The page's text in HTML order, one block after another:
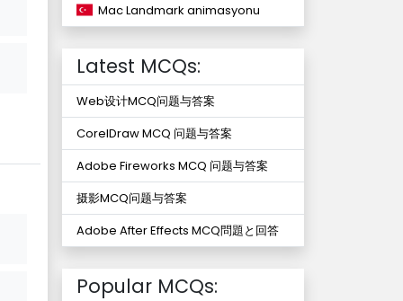
Mac Landmark animasyonu
Latest MCQs:
Web设计MCQ问题与答案
CorelDraw MCQ 问题与答案
Adobe Fireworks MCQ 问题与答案
摄影MCQ问题与答案
Adobe After Effects MCQ問題と回答
Popular MCQs: